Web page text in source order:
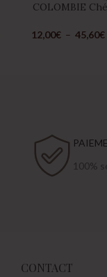
COLOMBIE
12,00€ – 45,60€
100%
CONTACT